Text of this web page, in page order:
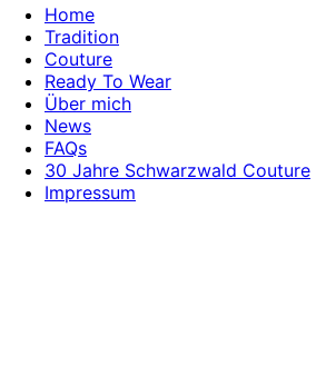
Home
Tradition
Couture
Ready To Wear
Über mich
News
FAQs
30 Jahre Schwarzwald Couture
Impressum